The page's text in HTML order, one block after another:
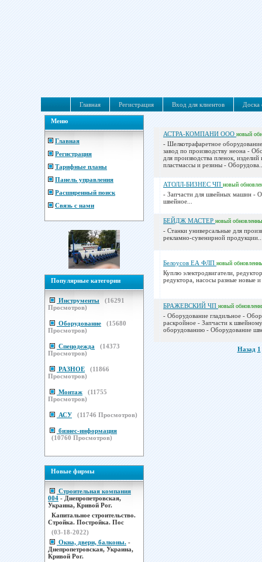
Главная Регистрация Вход для клиентов Доска
Меню
Главная
Регистрация
Тарифные планы
Панель управления
Расширенный поиск
Связь с нами
Популярные категории
Инструменты (16291
Просмотров)
Оборудование (15680
Просмотров)
Спецодежда (14373
Просмотров)
РАЗНОЕ (11866
Просмотров)
Монтаж (11755
Просмотров)
АСУ (11746 Просмотров)
бизнес-информация
(10760 Просмотров)
Новые фирмы
Строительная компания
004 - Днепропетровская,
Украина, Кривой Рог.
Капитальное строительство.
Стройка. Постройка. Пос
(03-18-2022)
Окна, двери, балконы. -
Днепропетровская, Украина,
Кривой Рог.
АСТРА-КОМПАНИ ООО новый
- Шелкотрафаретное
завод по производству неона -
для производства пленок, изделий
пластмассы и резины -
АТОЛЛ-БИЗНЕС ЧП новый
- Запчасти для швейных машин -
швейное...
БЕЙДЖ МАСТЕР новый
- Станки универсальные для
рекламно-сувенирной
Белоусов ЕА ФЛП новый
Куплю электродвигатели,
редуктора, насосы разные новые
БРАЖЕВСКИЙ ЧП новый
- Оборудование гладильное -
раскройное - Запчасти к швейному
оборудованию - Оборудование
Назад 1